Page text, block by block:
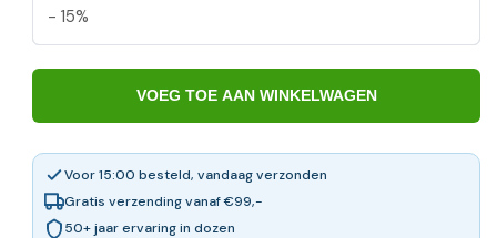
- 15%
VOEG TOE AAN WINKELWAGEN
Voor 15:00 besteld, vandaag verzonden
Gratis verzending vanaf €99,-
50+ jaar ervaring in dozen